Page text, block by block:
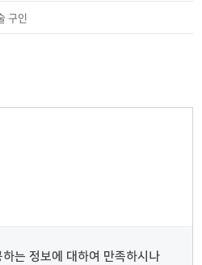
구인
는 정보에 대하여 만족하시나